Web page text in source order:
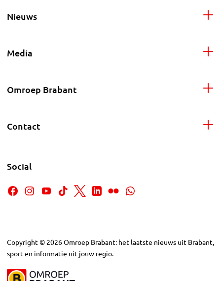
Nieuws
Media
Omroep Brabant
Contact
Social
Copyright © 2026Omroep Brabant: het laatste nieuws uit Brabant,
sport en informatie uit jouw regio.